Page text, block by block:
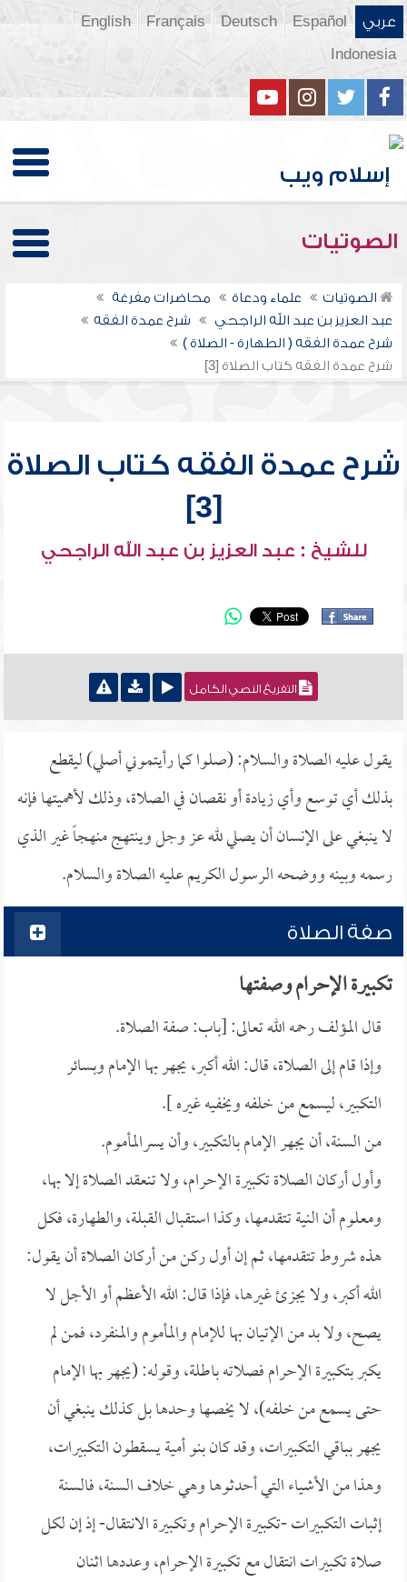
عربي Español
Deutsch
Français
English
Indonesia
الصوتيات
الصوتيات علماء ودعاة
محاضرات مفرغة
عبد العزيز بن عبد الله الراجحي
شرح عمدة الفقه
شرح عمدة الفقه ( الطهارة - الصلاة )
شرح عمدة الفقه كتاب الصلاة [3]
شرح عمدة الفقه كتاب الصلاة
[3]
للشيخ : عبد العزيز بن عبد الله الراجحي
التفريغ النصي الكامل
يقول عليه الصلاة والسلام: (صلوا كما رأيتموني أصلي) ليقطع
بذلك أي توسع وأي زيادة أو نقصان في الصلاة، وذلك لأهميتها فإنه
لا ينبغي على الإنسان أن يصلي لله عز وجل وينتهج منهجاً غير الذي
رسمه وبينه ووضحه الرسول الكريم عليه الصلاة والسلام.
صفة الصلاة
تكبيرة الإحرام وصفتها
قال المؤلف رحمه الله تعالى: [باب: صفة الصلاة.
وإذا قام إلى الصلاة، قال: الله أكبر، يجهر بها الإمام وبسائر
التكبير، ليسمع من خلفه ويخفيه غيره ].
من السنة، أن يجهر الإمام بالتكبير، وأن يسرالمأموم.
وأول أركان الصلاة تكبيرة الإحرام، ولا تنعقد الصلاة إلا بها،
ومعلوم أن النية تتقدمها، وكذا استقبال القبلة، والطهارة، فكل
هذه شروط تتقدمها، ثم إن أول ركن من أركان الصلاة أن يقول:
الله أكبر، ولا يجزئ غيرها، فإذا قال: الله الأعظم أو الأجل لا
يصح، ولا بد من الإتيان بها للإمام والمأموم والمنفرد، فمن لم
يكبر بتكبيرة الإحرام فصلاته باطلة، وقوله: (يجهر بها الإمام
حتى يسمع من خلفه)، لا يخصها وحدها بل كذلك ينبغي أن
يجهر بباقي التكبيرات، وقد كان بنو أمية يسقطون التكبيرات،
وهذا من الأشياء التي أحدثوها وهي خلاف السنة، فالسنة
إثبات التكبيرات -تكبيرة الإحرام وتكبيرة الانتقال- إذ إن لكل
صلاة تكبيرات انتقال مع تكبيرة الإحرام، وعددها اثنان